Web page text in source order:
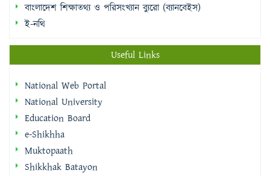
বাংলাদেশ শিক্ষাতথ্য ও পরিসংখ্যান ব্যুরো (ব্যানবেইস)
ই-নথি
Useful Links
National Web Portal
National University
Education Board
e-Shikhha
Muktopaath
Shikkhak Batayon